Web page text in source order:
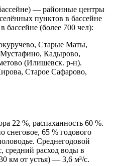
— районные центры
пунктов в бассейне
бассейне (более 700 чел):
Старые Маты,
Кадырово,
(Илишевск. р-н).
Старое Сафарово,
22 %, распаханность 60 %.
снеговое, 65 % годового
Среднегодовой
средний расход воды в
км от устья) — 3,6 м³/с.